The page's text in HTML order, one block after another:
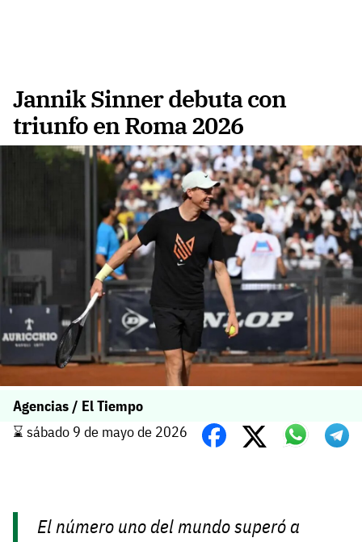
Jannik Sinner debuta con
triunfo en Roma 2026
Agencias / El Tiempo
⌛️ sábado 9 de mayo de 2026
El número uno del mundo superó a